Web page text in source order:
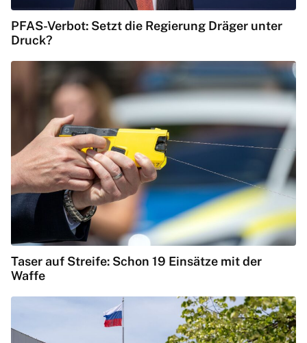
PFAS-Verbot: Setzt die Regierung Dräger unter
Druck?
Taser auf Streife: Schon 19 Einsätze mit der
Waffe